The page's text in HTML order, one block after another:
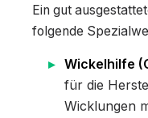
Ein gut
folgende
Wickelhilfe
für die
Wicklungen